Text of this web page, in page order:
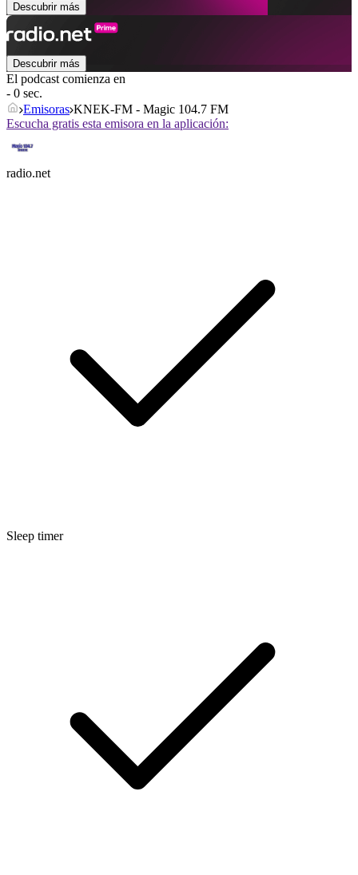
Descubrir más
Descubrir más
El podcast comienza en
- 0 sec.
Emisoras KNEK-FM - Magic 104.7 FM
Escucha gratis esta emisora en la aplicación:
radio.net
Sleep timer